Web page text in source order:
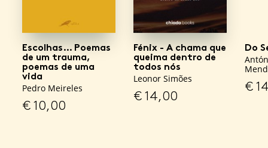
Escolhas… Poemas
de um trauma,
poemas de uma
vida
Pedro Meireles
€10,00
Fénix - A chama que
queima dentro de
todos nós
Leonor Simões
€14,00
Do
€